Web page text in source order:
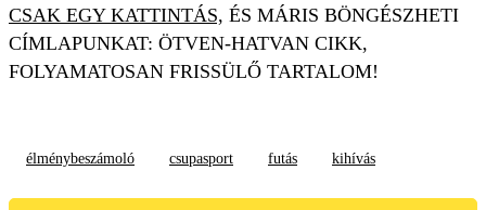
CSAK EGY KATTINTÁS, ÉS MÁRIS BÖNGÉSZHETI
CÍMLAPUNKAT: ÖTVEN-HATVAN CIKK,
FOLYAMATOSAN FRISSÜLŐ TARTALOM!
élménybeszámoló csupasport futás kihívás